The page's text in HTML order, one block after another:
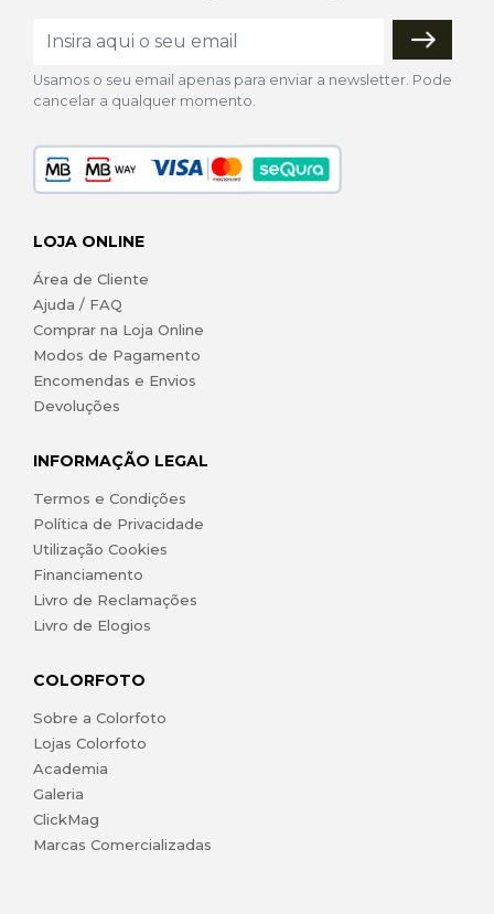
Usamos o seu email apenas para enviar a newsletter. Pode
cancelar a qualquer momento.
LOJA ONLINE
Área de Cliente
Ajuda / FAQ
Comprar na Loja Online
Modos de Pagamento
Encomendas e Envios
Devoluções
INFORMAÇÃO LEGAL
Termos e Condições
Política de Privacidade
Utilização Cookies
Financiamento
Livro de Reclamações
Livro de Elogios
COLORFOTO
Sobre a Colorfoto
Lojas Colorfoto
Academia
Galeria
ClickMag
Marcas Comercializadas